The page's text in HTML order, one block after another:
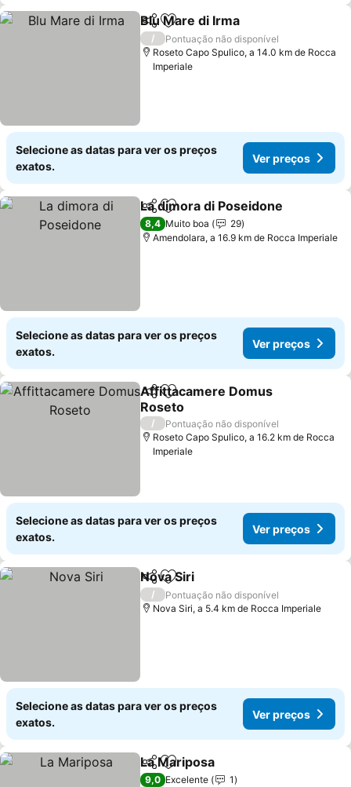
PartilharAdicionar aos favoritos
Blu Mare di Irma
/
Pontuação não disponível
Roseto Capo Spulico, a 14.0 km de Rocca
Imperiale
Selecione as datas para ver os preços
exatos.
Ver preços
PartilharAdicionar aos favoritos
La dimora di Poseidone
8,4 Muito boa
29
Amendolara, a 16.9 km de Rocca Imperiale
Selecione as datas para ver os preços
exatos.
Ver preços
PartilharAdicionar aos favoritos
Affittacamere Domus
Roseto
Ver preços
/
Pontuação não disponível
Roseto Capo Spulico, a 16.2 km de Rocca
Imperiale
Selecione as datas para ver os preços
exatos.
Ver preços
PartilharAdicionar aos favoritos
Nova Siri
/
Pontuação não disponível
Nova Siri, a 5.4 km de Rocca Imperiale
Selecione as datas para ver os preços
exatos.
Ver preços
PartilharAdicionar aos favoritos
La Mariposa
9,0 Excelente
1